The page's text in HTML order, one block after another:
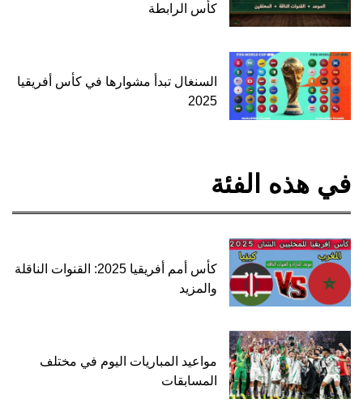
كأس الرابطة
السنغال تبدأ مشوارها في كأس أفريقيا
2025
في هذه الفئة
كأس أمم أفريقيا 2025: القنوات الناقلة
والمزيد
مواعيد المباريات اليوم في مختلف
المسابقات